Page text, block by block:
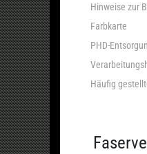
Hinweise zur
Farbkarte
PHD-
Häufig